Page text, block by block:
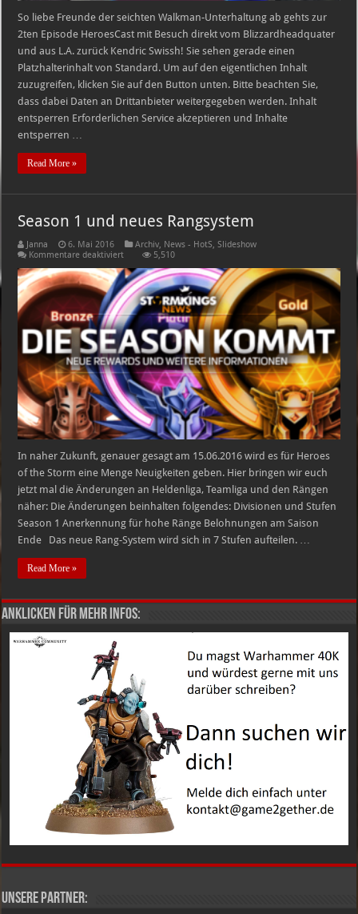
So liebe Freunde der seichten Walkman-Unterhaltung ab gehts zur
2ten Episode HeroesCast mit Besuch direkt vom Blizzardheadquater
und aus L.A. zurück Kendric Swissh! Sie sehen gerade einen
Platzhalterinhalt von Standard. Um auf den eigentlichen Inhalt
zuzugreifen, klicken Sie auf den Button unten. Bitte beachten Sie,
dass dabei Daten an Drittanbieter weitergegeben werden. Inhalt
entsperren Erforderlichen Service akzeptieren und Inhalte
entsperren …
Read More »
Season 1 und neues Rangsystem
Janna 6. Mai 2016 Archiv, News - HotS,Slideshow
Kommentare deaktiviertfür
1
und
neues
Rangsystem
5,510
In naher Zukunft, genauer gesagt am 15.06.2016 wird es für Heroes
of the Storm eine Menge Neuigkeiten geben. Hier bringen wir euch
jetzt mal die Änderungen an Heldenliga, Teamliga und den Rängen
näher: Die Änderungen beinhalten folgendes: Divisionen und Stufen
Season 1 Anerkennung für hohe Ränge Belohnungen am Saison
Ende Das neue Rang-System wird sich in 7 Stufen aufteilen. …
Read More »
Anklicken für mehr Infos:
Unsere Partner: